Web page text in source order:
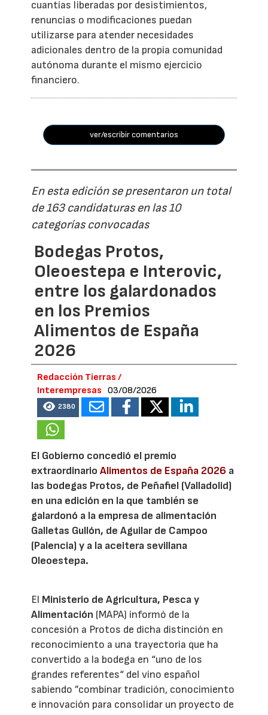
cuantías liberadas por desistimientos,
renuncias o modificaciones puedan
utilizarse para atender necesidades
adicionales dentro de la propia comunidad
autónoma durante el mismo ejercicio
financiero.
ver/escribir comentarios
En esta edición se presentaron un total
de 163 candidaturas en las 10
categorías convocadas
Bodegas Protos,
Oleoestepa e Interovic,
entre los galardonados
en los Premios
Alimentos de España
2026
Redacción Tierras /
Interempresas
03/08/2026
2380
El Gobierno concedió el premio
extraordinarioAlimentos de España 2026 a
las bodegas Protos, de Peñafiel (Valladolid)
en una edición en la que también se
galardonó a la empresa de alimentación
Galletas Gullón, de Aguilar de Campoo
(Palencia) y a la aceitera sevillana
Oleoestepa.
El Ministerio de Agricultura, Pesca y
Alimentación (MAPA) informó de la
concesión a Protos de dicha distinción en
reconocimiento a una trayectoria que ha
convertido a la bodega en “uno de los
grandes referentes“ del vino español
sabiendo ”combinar tradición, conocimiento
e innovación para consolidar un proyecto de